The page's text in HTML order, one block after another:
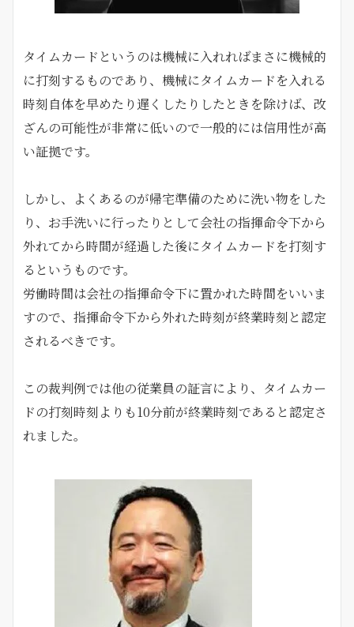
タイムカードというのは機械に入れればまさに機械的
に打刻するものであり、機械にタイムカードを入れる
時刻自体を早めたり遅くしたりしたときを除けば、改
ざんの可能性が非常に低いので一般的には信用性が高
い証拠です。
しかし、よくあるのが帰宅準備のために洗い物をした
り、お手洗いに行ったりとして会社の指揮命令下から
外れてから時間が経過した後にタイムカードを打刻す
るというものです。
労働時間は会社の指揮命令下に置かれた時間をいいま
すので、指揮命令下から外れた時刻が終業時刻と認定
されるべきです。
この裁判例では他の従業員の証言により、タイムカー
ドの打刻時刻よりも10分前が終業時刻であると認定さ
れました。